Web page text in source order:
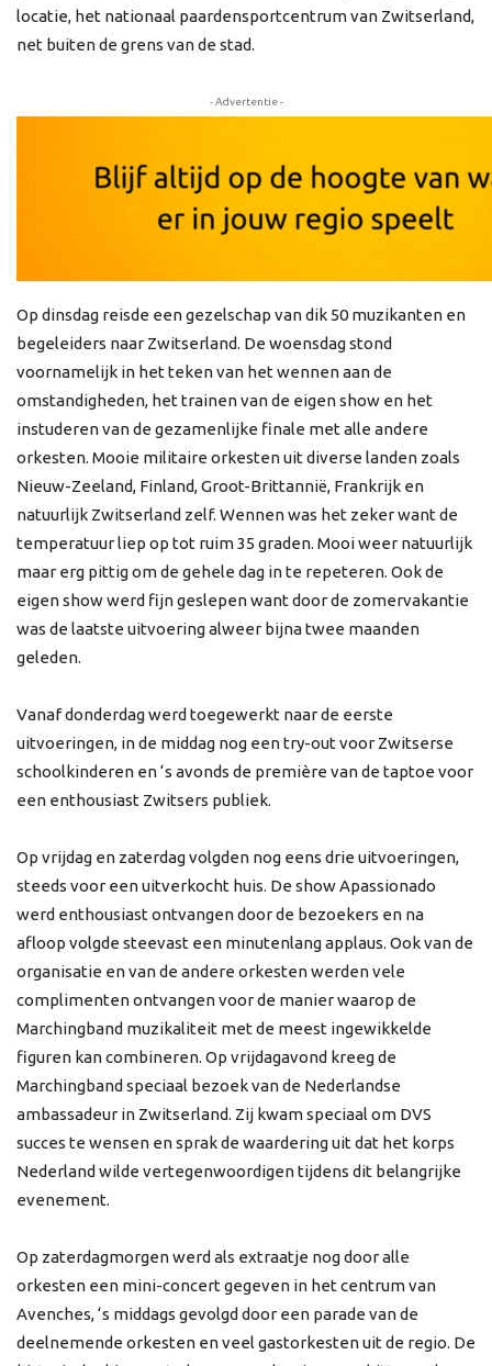
locatie, het nationaal paardensportcentrum van Zwitserland,
net buiten de grens van de stad.
- Advertentie -
Op dinsdag reisde een gezelschap van dik 50 muzikanten en
begeleiders naar Zwitserland. De woensdag stond
voornamelijk in het teken van het wennen aan de
omstandigheden, het trainen van de eigen show en het
instuderen van de gezamenlijke finale met alle andere
orkesten. Mooie militaire orkesten uit diverse landen zoals
Nieuw-Zeeland, Finland, Groot-Brittannië, Frankrijk en
natuurlijk Zwitserland zelf. Wennen was het zeker want de
temperatuur liep op tot ruim 35 graden. Mooi weer natuurlijk
maar erg pittig om de gehele dag in te repeteren. Ook de
eigen show werd fijn geslepen want door de zomervakantie
was de laatste uitvoering alweer bijna twee maanden
geleden.
Vanaf donderdag werd toegewerkt naar de eerste
uitvoeringen, in de middag nog een try-out voor Zwitserse
schoolkinderen en ‘s avonds de première van de taptoe voor
een enthousiast Zwitsers publiek.
Op vrijdag en zaterdag volgden nog eens drie uitvoeringen,
steeds voor een uitverkocht huis. De show Apassionado
werd enthousiast ontvangen door de bezoekers en na
afloop volgde steevast een minutenlang applaus. Ook van de
organisatie en van de andere orkesten werden vele
complimenten ontvangen voor de manier waarop de
Marchingband muzikaliteit met de meest ingewikkelde
figuren kan combineren. Op vrijdagavond kreeg de
Marchingband speciaal bezoek van de Nederlandse
ambassadeur in Zwitserland. Zij kwam speciaal om DVS
succes te wensen en sprak de waardering uit dat het korps
Nederland wilde vertegenwoordigen tijdens dit belangrijke
evenement.
Op zaterdagmorgen werd als extraatje nog door alle
orkesten een mini-concert gegeven in het centrum van
Avenches, ‘s middags gevolgd door een parade van de
deelnemende orkesten en veel gastorkesten uit de regio. De